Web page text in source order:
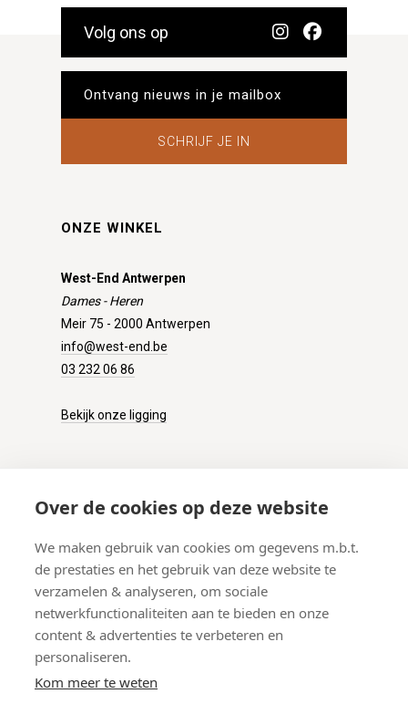
Over de cookies op deze website
We maken gebruik van cookies om gegevens m.b.t.
de prestaties en het gebruik van deze website te
verzamelen & analyseren, om sociale
netwerkfunctionaliteiten aan te bieden en onze
content & advertenties te verbeteren en
personaliseren.
Kom meer te weten
Volg ons op
SCHRIJF JE IN
ONZE WINKEL
West-End Antwerpen
Dames - Heren
Meir 75 - 2000 Antwerpen
info@west-end.be
03 232 06 86
Bekijk onze ligging
Verzenden
Retourneren
Betalen
Veelgestelde vragen